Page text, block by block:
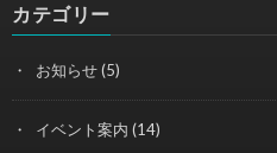
カテゴリー
お知らせ(5)
イベント案内 (14)